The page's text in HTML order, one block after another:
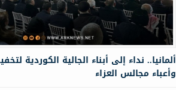
ألمانيا.. نداء إلى أبناء الجالية الكوردية
وأعباء مجالس العزاء